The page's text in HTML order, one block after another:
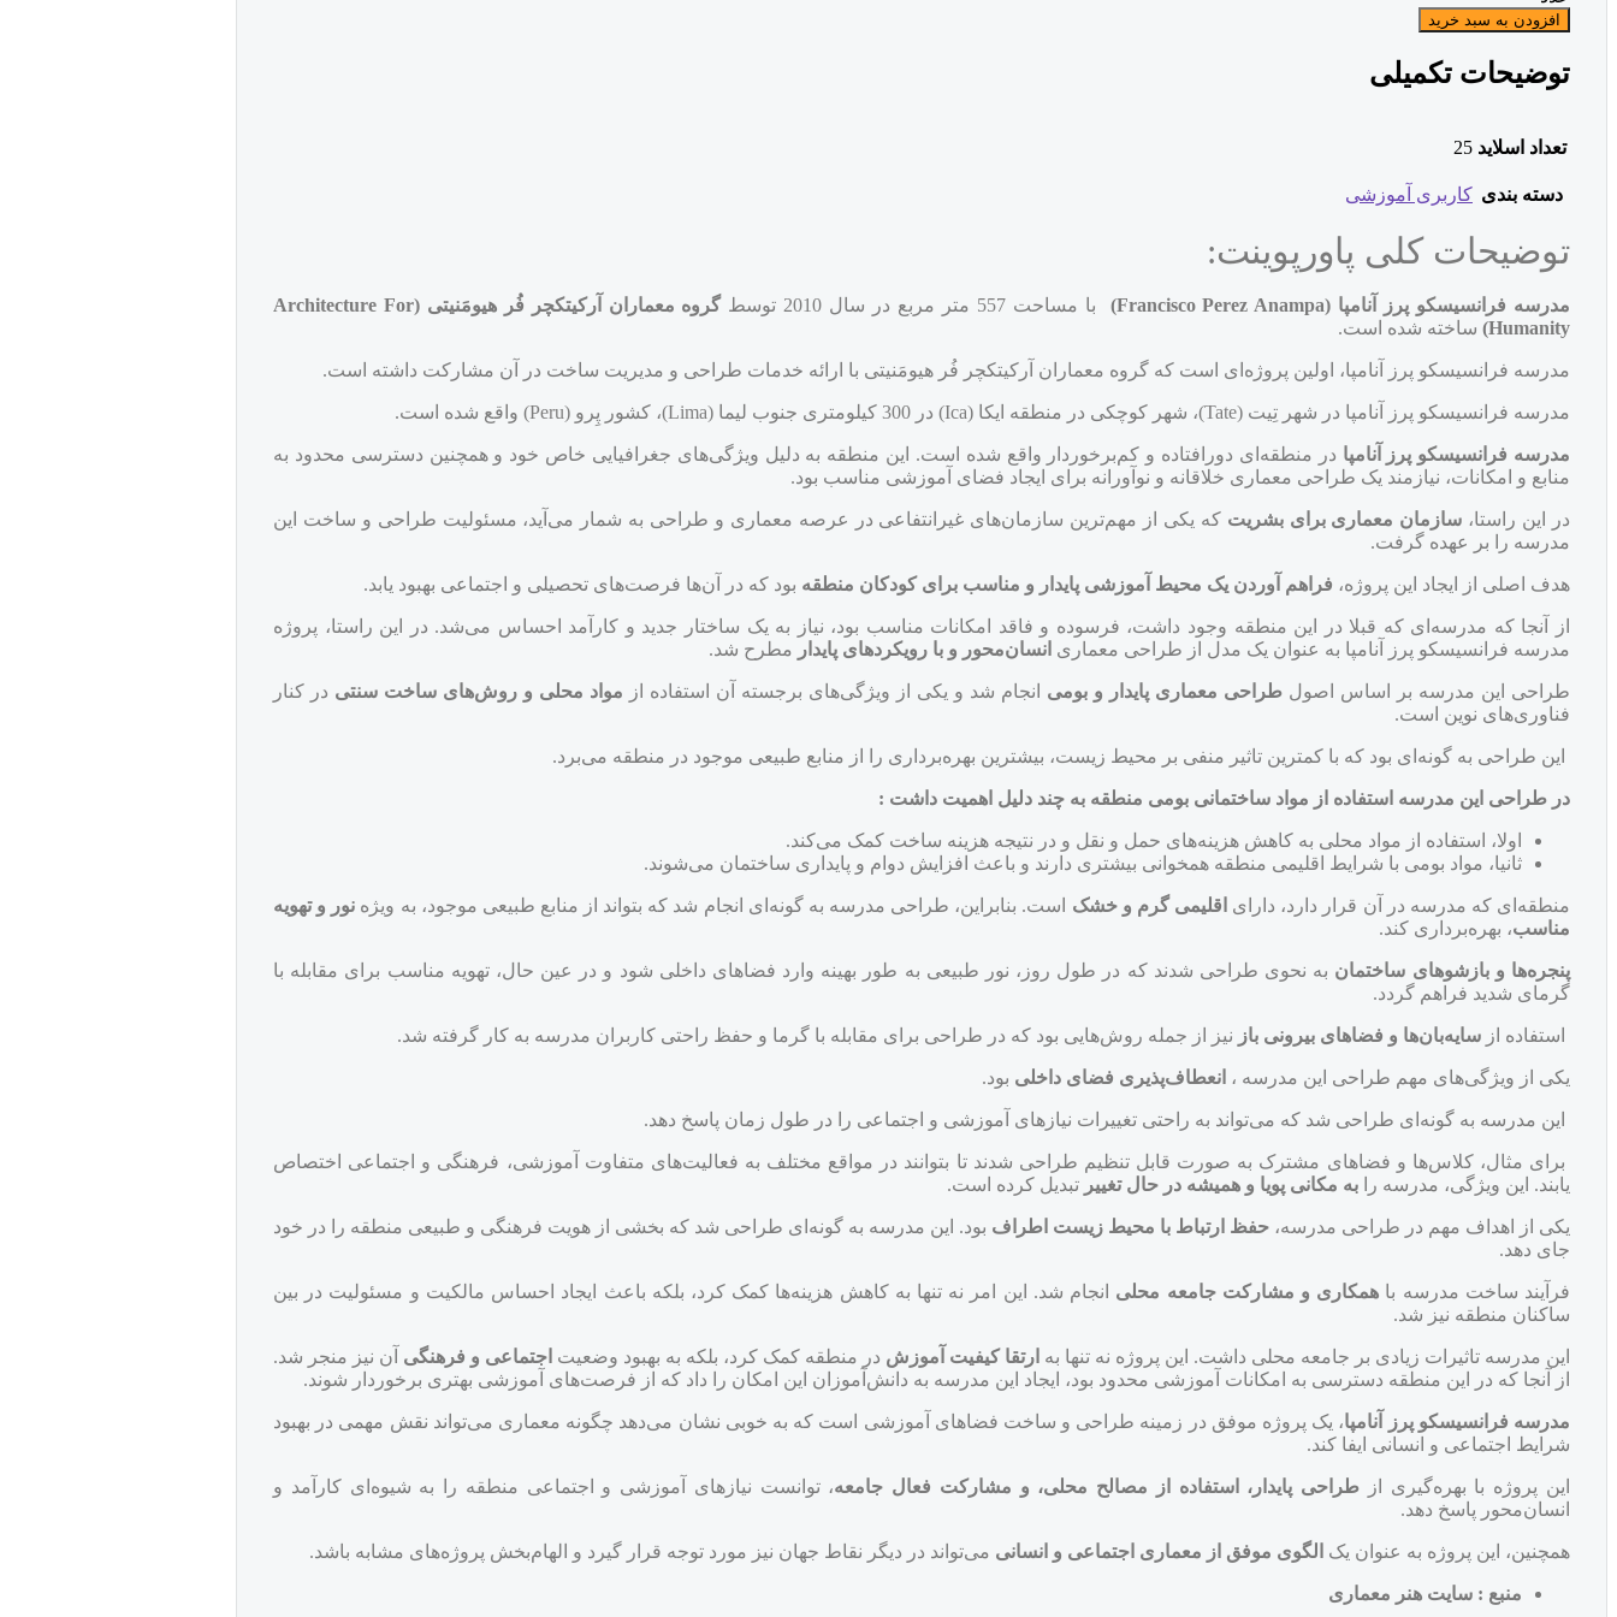
افزودن به سبد خرید
توضیحات تکمیلی
تعداد اسلاید 25
دسته بندی کاربری آموزشی
توضیحات کلی پاورپوینت:
مدرسه فرانسیسکو پرز آنامپا (Francisco Perez Anampa
) با مساحت 557 متر مربع در سال 2010 توسط گروه معماران آرکیتکچر‌ فُر‌ هیومَنیتی (Architecture For
Humanity
) ساخته شده است.
مدرسه فرانسیسکو پرز آنامپا، اولین پروژه‌ای است که گروه معماران آرکیتکچر فُر هیومَنیتی با ارائه خدمات طراحی و مدیریت ساخت در آن مشارکت داشته است.
مدرسه فرانسیسکو پرز آنامپا در شهر تِیت (Tate)، شهر کوچکی در منطقه ایکا (Ica) در 300 کیلومتری جنوب لیما (Lima)، کشور پِرو (Peru) واقع شده است.
مدرسه فرانسیسکو پرز آنامپا در منطقه‌ای دورافتاده و کم‌برخوردار واقع شده است. این منطقه به دلیل ویژگی‌های جغرافیایی خاص خود و همچنین دسترسی محدود به
منابع و امکانات، نیازمند یک طراحی معماری خلاقانه و نوآورانه برای ایجاد فضای آموزشی مناسب بود.
در این راستا، سازمان معماری برای بشریتکه یکی از مهم‌ترین سازمان‌های غیرانتفاعی در عرصه معماری و طراحی به شمار می‌آید، مسئولیت طراحی و ساخت این
مدرسه را بر عهده گرفت.
هدف اصلی از ایجاد این پروژه، فراهم آوردن یک محیط آموزشی پایدار و مناسب برای کودکان منطقه بود که در آن‌ها فرصت‌های تحصیلی و اجتماعی بهبود یابد.
از آنجا که مدرسه‌ای که قبلا در این منطقه وجود داشت، فرسوده و فاقد امکانات مناسب بود، نیاز به یک ساختار جدید و کارآمد احساس می‌شد. در این راستا، پروژه
مدرسه فرانسیسکو پرز آنامپا به عنوان یک مدل از طراحی معماری انسان‌محور و با رویکردهای پایدار مطرح شد.
طراحی این مدرسه بر اساس اصول طراحی معماری پایدار و بومی انجام شد و یکی از ویژگی‌های برجسته آن استفاده از مواد محلی و روش‌های ساخت سنتی در کنار
فناوری‌های نوین است.
این طراحی به گونه‌ای بود که با کمترین تاثیر منفی بر محیط زیست، بیشترین بهره‌برداری را از منابع طبیعی موجود در منطقه می‌برد.
در طراحی این مدرسه استفاده از مواد ساختمانی بومی منطقه به چند دلیل اهمیت داشت :
اولا، استفاده از مواد محلی به کاهش هزینه‌های حمل و نقل و در نتیجه هزینه ساخت کمک می‌کند.
ثانیا، مواد بومی با شرایط اقلیمی منطقه همخوانی بیشتری دارند و باعث افزایش دوام و پایداری ساختمان می‌شوند.
منطقه‌ای که مدرسه در آن قرار دارد، دارای اقلیمی گرم و خشک است. بنابراین، طراحی مدرسه به گونه‌ای انجام شد که بتواند از منابع طبیعی موجود، به ویژه نور و تهویه
مناسب، بهره‌برداری کند.
پنجره‌ها و بازشوهای ساختمان به نحوی طراحی شدند که در طول روز، نور طبیعی به طور بهینه وارد فضاهای داخلی شود و در عین حال، تهویه مناسب برای مقابله با
گرمای شدید فراهم گردد.
استفاده از سایه‌بان‌ها و فضاهای بیرونی باز نیز از جمله روش‌هایی بود که در طراحی برای مقابله با گرما و حفظ راحتی کاربران مدرسه به کار گرفته شد.
یکی از ویژگی‌های مهم طراحی این مدرسه ، انعطاف‌پذیری فضای داخلی بود.
این مدرسه به گونه‌ای طراحی شد که می‌تواند به راحتی تغییرات نیازهای آموزشی و اجتماعی را در طول زمان پاسخ دهد.
برای مثال، کلاس‌ها و فضاهای مشترک به صورت قابل تنظیم طراحی شدند تا بتوانند در مواقع مختلف به فعالیت‌های متفاوت آموزشی، فرهنگی و اجتماعی اختصاص
یابند. این ویژگی، مدرسه را به مکانی پویا و همیشه در حال تغییر تبدیل کرده است.
یکی از اهداف مهم در طراحی مدرسه، حفظ ارتباط با محیط زیست اطراف بود. این مدرسه به گونه‌ای طراحی شد که بخشی از هویت فرهنگی و طبیعی منطقه را در خود
جای دهد.
فرآیند ساخت مدرسه با همکاری و مشارکت جامعه محلی
انجام شد. این امر نه تنها به کاهش هزینه‌ها کمک کرد، بلکه باعث ایجاد احساس مالکیت و مسئولیت در بین
ساکنان منطقه نیز شد.
این مدرسه تاثیرات زیادی بر جامعه محلی داشت. این پروژه نه تنها به ارتقا کیفیت آموزش در منطقه کمک کرد، بلکه به بهبود وضعیت اجتماعی و فرهنگی آن نیز منجر شد.
از آنجا که در این منطقه دسترسی به امکانات آموزشی محدود بود، ایجاد این مدرسه به دانش‌آموزان این امکان را داد که از فرصت‌های آموزشی بهتری برخوردار شوند.
مدرسه فرانسیسکو پرز آنامپا، یک پروژه موفق در زمینه طراحی و ساخت فضاهای آموزشی است که به خوبی نشان می‌دهد چگونه معماری می‌تواند نقش مهمی در بهبود
شرایط اجتماعی و انسانی ایفا کند.
این پروژه با بهره‌گیری از طراحی پایدار، استفاده از مصالح محلی، و مشارکت فعال جامعه، توانست نیازهای آموزشی و اجتماعی منطقه را به شیوه‌ای کارآمد و
انسان‌محور پاسخ دهد.
همچنین، این پروژه به عنوان یک الگوی موفق از معماری اجتماعی و انسانی می‌تواند در دیگر نقاط جهان نیز مورد توجه قرار گیرد و الهام‌بخش پروژه‌های مشابه باشد.
منبع : سایت هنر معماری